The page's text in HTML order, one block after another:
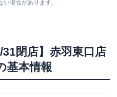
場合があります。
31閉店】赤羽東口店
基本情報